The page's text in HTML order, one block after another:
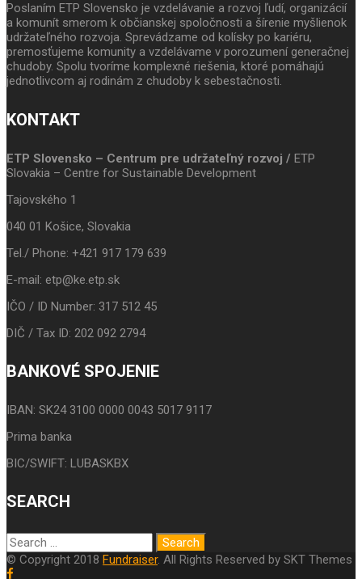
Poslaním ETP Slovensko je vzdelávanie a rozvoj ľudí, organizácií
a komunít smerom k občianskej spoločnosti a šírenie myšlienok
udržateľného rozvoja. Sprevádzame od kolísky po kariéru,
premosťujeme komunity a vzdelávame v porozumení generačnej
chudoby. Spolu tvoríme komplexné riešenia, ktoré pomáhajú
jednotlivcom aj rodinám z chudoby k sebestačnosti.
KONTAKT
ETP Slovensko – Centrum pre udržateľný rozvoj / ETP
Slovakia – Centre for Sustainable Development
Tajovského 1
040 01 Košice, Slovakia
Tel./ Phone: +421 917 179 639
E-mail: etp@ke.etp.sk
IČO / ID Number: 317 512 45
DIČ / Tax ID: 202 092 2794
BANKOVÉ SPOJENIE
IBAN: SK24 3100 0000 0043 5017 9117
Prima banka
BIC/SWIFT: LUBASKBX
SEARCH
© Copyright 2018 Fundraiser. All Rights Reserved by SKT Themes